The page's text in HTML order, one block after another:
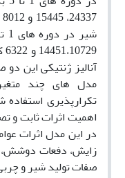
آنالیز ژنتیکی این
مدل های چند
تکرارپذیری
اهمیت اثرات ثابت و
در این مدل اثرات
زایش، دفعات
صفات تولید شیر و